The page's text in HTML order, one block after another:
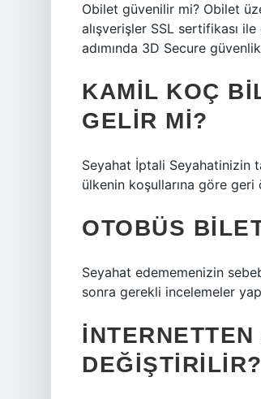
Obilet güvenilir mi? Obilet
alışverişler SSL sertifikası ile
adımında 3D Secure
KAMIL KOÇ
GELIR MI?
Seyahat İptali Seyahatinizin
ülkenin koşullarına göre geri
OTOBÜS
Seyahat edememenizin
sonra gerekli incelemeler
DEĞIŞTIRILIR?